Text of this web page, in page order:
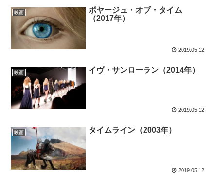
映画
ボヤージュ・オブ・タイム
（2017年）
2019.05.12
映画 イヴ・サンローラン（2014年）
2019.05.12
映画 タイムライン（2003年）
2019.05.12